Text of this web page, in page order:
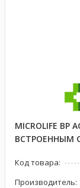
MICROLIFE
ВСТРОЕННЫМ
Код товара:
Производитель: